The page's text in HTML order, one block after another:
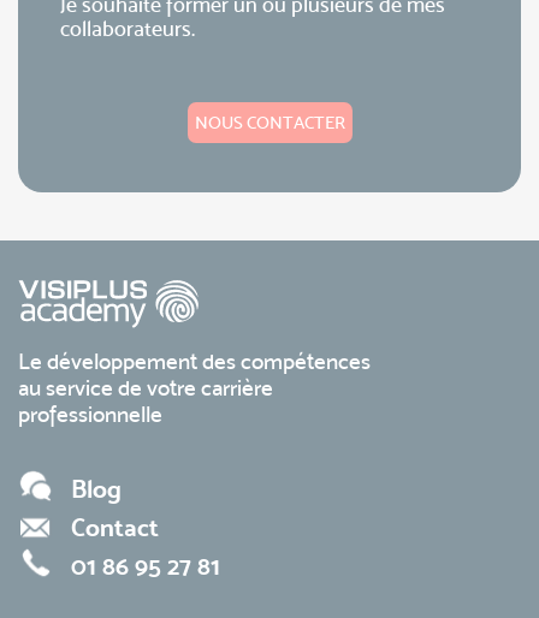
collaborateurs.
NOUS CONTACTER
Le développement des compétences
au service de votre carrière
professionnelle
Blog
Contact
01 86 95 27 81